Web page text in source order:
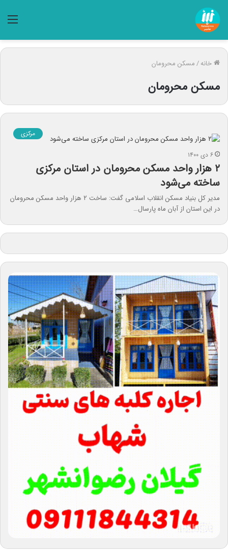
خانه/مسکن محرومان
مسکن محرومان
مرکزی
۶ دی ۱۴۰۰
۲ هزار واحد مسکن محرومان در استان مرکزی
ساخته می‌شود
مدیر کل بنیاد مسکن انقلاب اسلامی گفت: ساخت ۲ هزار واحد مسکن محرومان
در این استان از آبان ماه پارسال…